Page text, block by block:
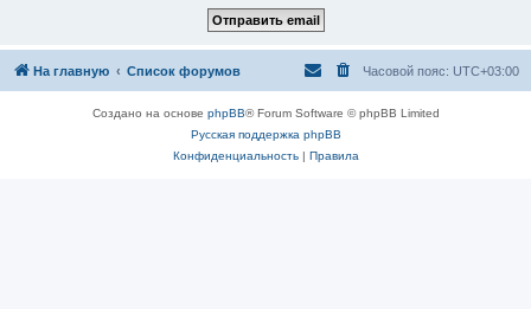
На главную Список форумов Часовой пояс: UTC+03:00
Создано на основе phpBB® Forum Software © phpBB Limited
Русская поддержка phpBB
Конфиденциальность| Правила